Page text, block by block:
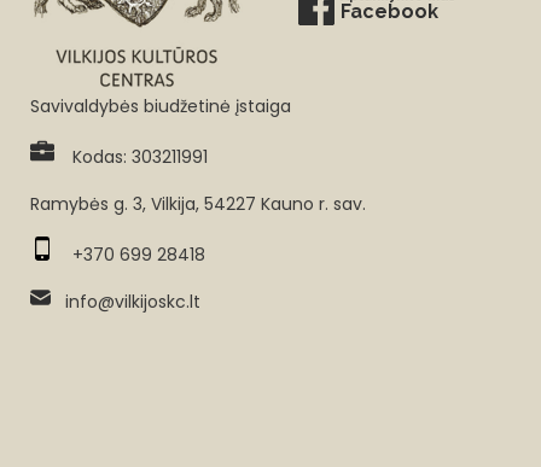
Facebook
Savivaldybės biudžetinė įstaiga
Kodas: 303211991
Ramybės g. 3, Vilkija, 54227 Kauno r. sav.
+370 699 28418
info@vilkijoskc.lt